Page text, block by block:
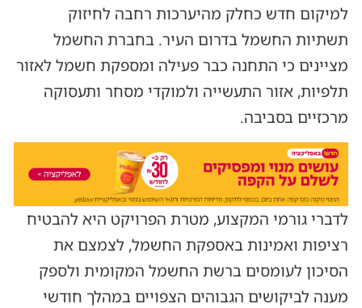
למיקום חדש כחלק מהיערכות רחבה לחיזוק
תשתיות החשמל בדרום העיר. בחברת החשמל
מציינים כי התחנה כבר פעילה ומספקת חשמל לאזור
תלפיות, אזור התעשייה ולמוקדי מסחר ותעסוקה
מרכזיים בסביבה.
לדברי גורמי המקצוע, מטרת הפרויקט היא להבטיח
רציפות ואמינות באספקת החשמל, לצמצם את
הסיכון לעומסים ברשת החשמל המקומית ולספק
מענה לביקושים הגבוהים הצפויים במהלך חודשי